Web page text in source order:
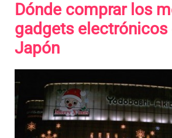
Dónde comprar los
gadgets electrónicos
Japón